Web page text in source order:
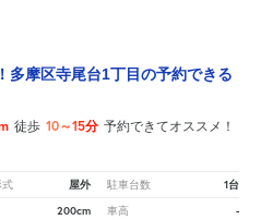
多摩区寺尾台1丁目の予約できる
徒歩 10～15分 予約できてオススメ！
式 屋外 駐車台数 1台
200cm 車高 -